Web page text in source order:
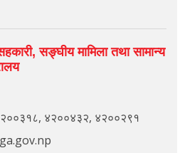
सङ्‍घीय मामिला तथा सामान्य
४२००४३२, ४२००२९१